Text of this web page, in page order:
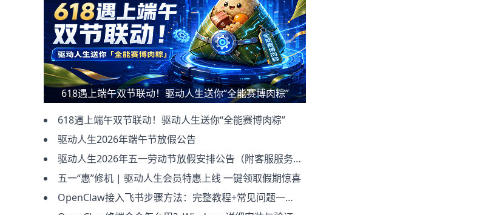
618遇上端午双节联动！驱动人生送你“全能赛博肉粽”
618遇上端午双节联动！驱动人生送你“全能赛博肉粽”
驱动人生2026年端午节放假公告
驱动人生2026年五一劳动节放假安排公告（附客服服务说明）
五一“惠”修机 | 驱动人生会员特惠上线 一键领取假期惊喜
OpenClaw接入飞书步骤方法：完整教程+常见问题一次讲清（2026新版）